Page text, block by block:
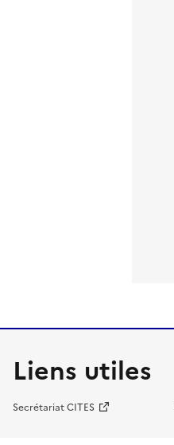
Liens utiles
Secrétariat CITES